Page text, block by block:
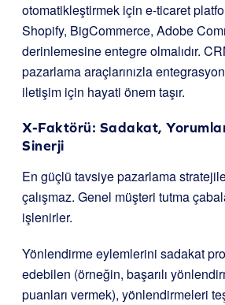
otomatikleştirmek için e-ticaret
Shopify, BigCommerce, Adobe
derinlemesine entegre olmalıdır.
pazarlama araçlarınızla
iletişim için hayati önem taşır.
X-Faktörü: Sadakat,
Sinerji
En güçlü tavsiye pazarlama
çalışmaz. Genel müşteri tutma
işlenirler.
Yönlendirme eylemlerini sadakat
edebilen (örneğin, başarılı
puanları vermek), yönlendirmeleri